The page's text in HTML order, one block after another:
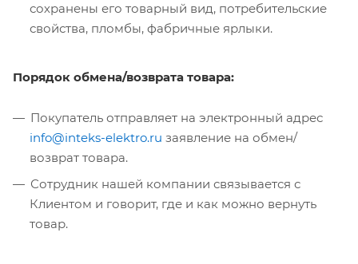
сохранены его товарный вид, потребительские
свойства, пломбы, фабричные ярлыки.
Порядок обмена/возврата товара:
Покупатель отправляет на электронный адрес
info@inteks-elektro.ru заявление на обмен/
возврат товара.
Сотрудник нашей компании связывается с
Клиентом и говорит, где и как можно вернуть
товар.